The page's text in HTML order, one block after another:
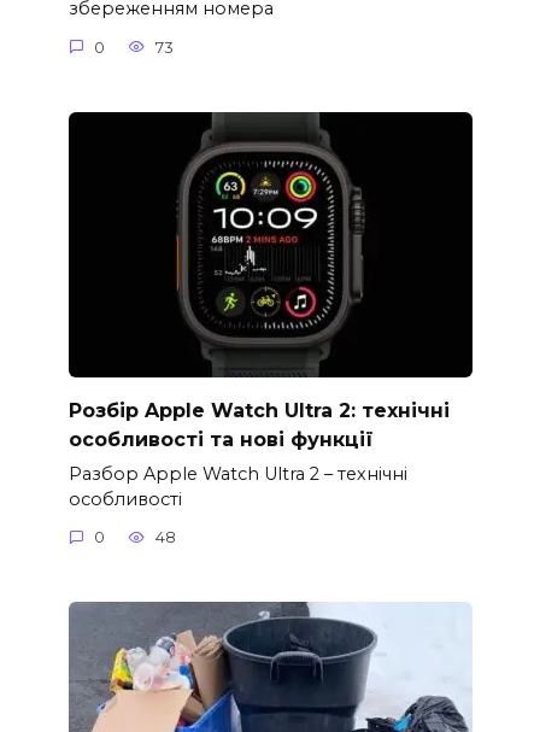
збереженням номера
0 73
Розбір Apple Watch Ultra 2: технічні
особливості та нові функції
Разбор Apple Watch Ultra 2 – технічні
особливості
0 48